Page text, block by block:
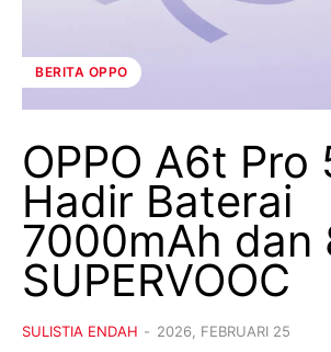
BERITA OPPO
OPPO A6t Pro
Hadir Baterai
7000mAh dan
SUPERVOOC
SULISTIA ENDAH - 2026, FEBRUARI 25